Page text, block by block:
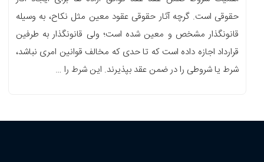
حقوقی‏ است. گرچه آثار حقوقی عقود معین مثل‏ نکاح، به وسیله
قانونگذار مشخص و معین شده است؛ ولی قانونگذار به طرفین
قرارداد اجازه داده است که تا حدی که مخالف قوانین‏ امری نباشد،
شرط یا شروطی را در ضمن عقد بپذیرند. این شرط را …